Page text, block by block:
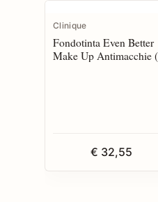
Clinique
Fondotinta Even Better
Make Up Antimacchie
€ 32,55